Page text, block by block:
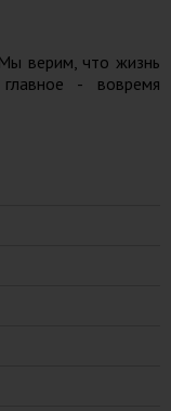
верим, что жизнь
- вовремя